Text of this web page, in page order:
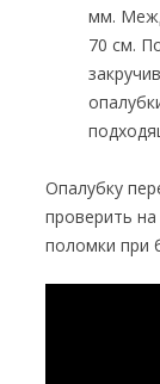
мм.
70 см.
Опалубку
проверить
поломки при